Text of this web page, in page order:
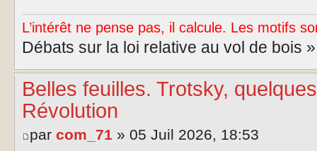
L’intérêt ne pense pas, il calcule. Les motifs
Débats sur la loi relative au vol de bois
Belles feuilles. Trotsky,
Révolution
par com_71 » 05 Juil 2026, 18:53